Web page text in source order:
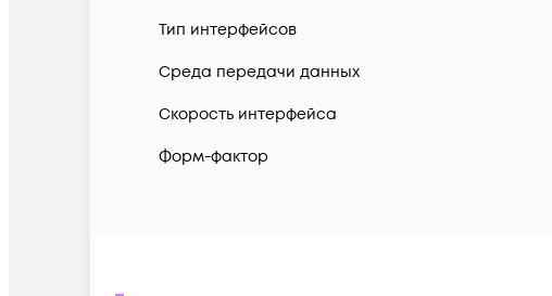
Тип интерфейсов
Среда передачи данных
Скорость интерфейса
Форм-фактор